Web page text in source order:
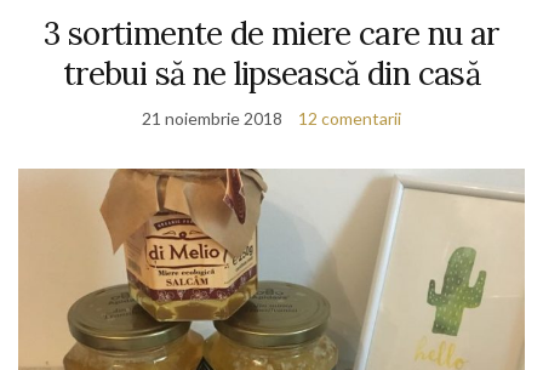
3 sortimente de miere care nu ar
trebui să ne lipsească din casă
21 noiembrie 2018 12 comentarii